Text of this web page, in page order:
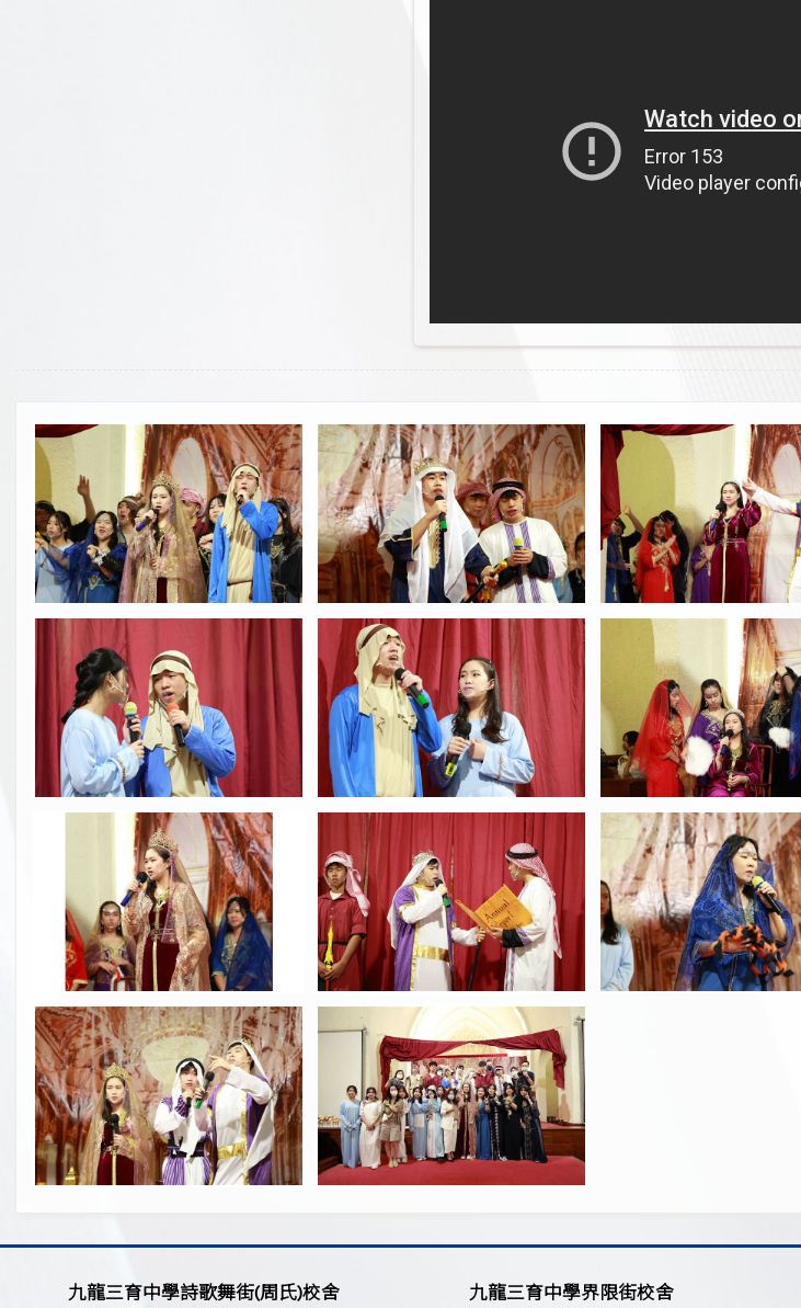
九龍三育中學詩歌舞街(周氏)校舍 九龍三育中學界限街校舍